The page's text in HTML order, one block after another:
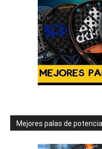
Mejores palas de potencia